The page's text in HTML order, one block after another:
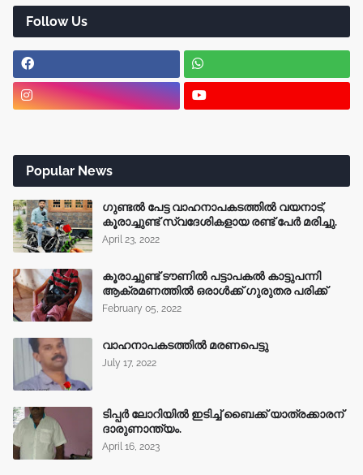
Follow Us
Popular News
ഗുണ്ടൽ പേട്ട വാഹനാപകടത്തിൽ വയനാട്,
കൂരാച്ചുണ്ട് സ്വദേശികളായ രണ്ട് പേർ മരിച്ചു.
April 23, 2022
കൂരാച്ചുണ്ട് ടൗണിൽ പട്ടാപകൽ കാട്ടുപന്നി
ആക്രമണത്തിൽ ഒരാൾക്ക് ഗുരുതര പരിക്ക്
February 05, 2022
വാഹനാപകടത്തിൽ മരണപെട്ടു
July 17, 2022
ടിപ്പർ ലോറിയിൽ ഇടിച്ച് ബൈക്ക് യാത്രക്കാരന്
ദാരുണാന്ത്യം.
April 16, 2023